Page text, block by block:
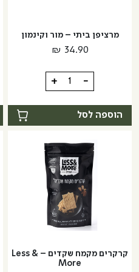
מרציפן ביתי – מור וקינמון
₪ 34.90
-
כמות
של
מרציפן
מור
וקינמון
+
הוספה לסל
קרקרים מקמח שקדים – Less &
More